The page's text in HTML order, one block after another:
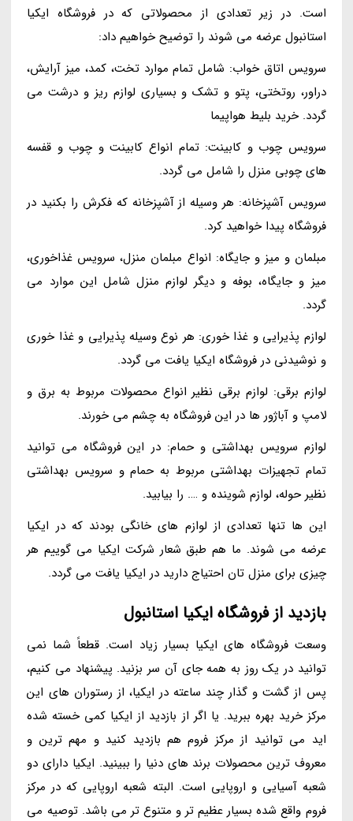
است. در زیر تعدادی از محصولاتی که در فروشگاه ایکیا
استانبول عرضه می شوند را توضیح خواهیم داد:
سرویس اتاق خواب: شامل تمام موارد تخت، کمد، میز آرایش،
دراور، روتختی، پتو و تشک و بسیاری لوازم ریز و درشت می
گردد. خرید بلیط هواپیما
سرویس چوب و کابینت: تمام انواع کابینت و چوب و قفسه
های چوبی منزل را شامل می گردد.
سرویس آشپزخانه: هر وسیله از آشپزخانه که فکرش را بکنید در
فروشگاه پیدا خواهید کرد.
مبلمان و میز و جایگاه: انواع مبلمان منزل، سرویس غذاخوری،
میز و جایگاه، بوفه و دیگر لوازم منزل شامل این موارد می
گردد.
لوازم پذیرایی و غذا خوری: هر نوع وسیله پذیرایی و غذا خوری
و نوشیدنی در فروشگاه ایکیا یافت می گردد.
لوازم برقی: لوازم برقی نظیر انواع محصولات مربوط به برق و
لامپ و آباژور ها در این فروشگاه به چشم می خورند.
لوازم سرویس بهداشتی و حمام: در این فروشگاه می توانید
تمام تجهیزات بهداشتی مربوط به حمام و سرویس بهداشتی
نظیر حوله، لوازم شوینده و …. را بیابید.
این ها تنها تعدادی از لوازم های خانگی بودند که در ایکیا
عرضه می شوند. ما هم طبق شعار شرکت ایکیا می گوییم هر
چیزی برای منزل تان احتیاج دارید در ایکیا یافت می گردد.
بازدید از فروشگاه ایکیا استانبول
وسعت فروشگاه های ایکیا بسیار زیاد است. قطعاً شما نمی
توانید در یک روز به همه جای آن سر بزنید. پیشنهاد می کنیم،
پس از گشت و گذار چند ساعته در ایکیا، از رستوران های این
مرکز خرید بهره ببرید. یا اگر از بازدید از ایکیا کمی خسته شده
اید می توانید از مرکز فروم هم بازدید کنید و مهم ترین و
معروف ترین محصولات برند های دنیا را ببینید. ایکیا دارای دو
شعبه آسیایی و اروپایی است. البته شعبه اروپایی که در مرکز
فروم واقع شده بسیار عظیم تر و متنوع تر می باشد. توصیه می